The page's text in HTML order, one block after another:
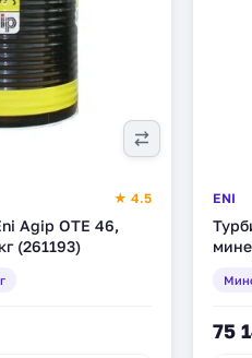
★ 4.5
Agip OTE 46,
(261193)
ENI
75